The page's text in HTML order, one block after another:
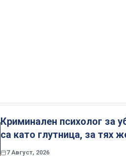
Криминален психолог за
са като глутница, за тях
7 Август, 2026